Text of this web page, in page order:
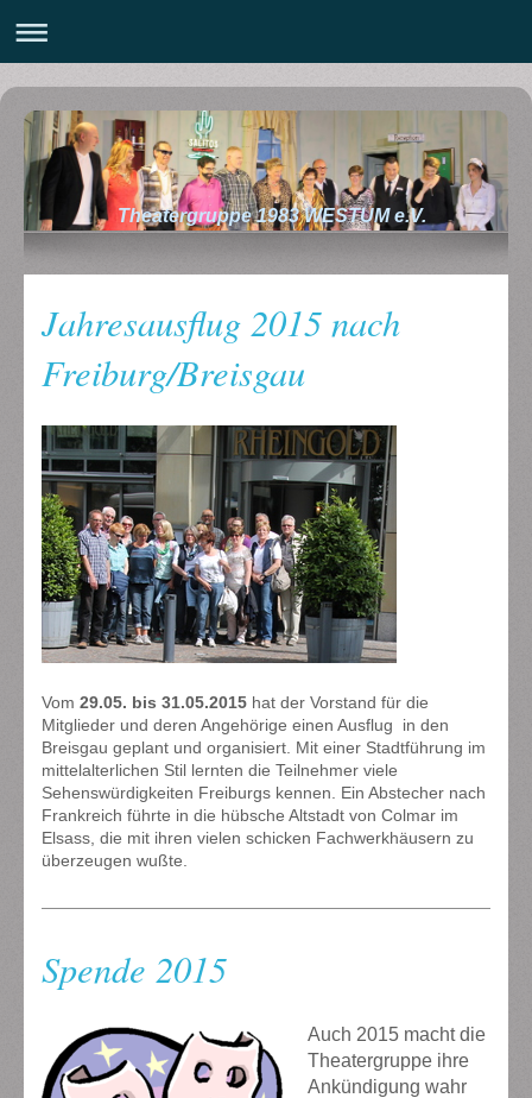
Theatergruppe 1983 WESTUM e.V.
Jahresausflug 2015 nach
Freiburg/Breisgau
Vom 29.05. bis 31.05.2015 hat der Vorstand für die
Mitglieder und deren Angehörige einen Ausflug in den
Breisgau geplant und organisiert. Mit einer Stadtführung im
mittelalterlichen Stil lernten die Teilnehmer viele
Sehenswürdigkeiten Freiburgs kennen. Ein Abstecher nach
Frankreich führte in die hübsche Altstadt von Colmar im
Elsass, die mit ihren vielen schicken Fachwerkhäusern zu
überzeugen wußte.
Spende 2015
Auch 2015 macht die
Theatergruppe ihre
Ankündigung wahr